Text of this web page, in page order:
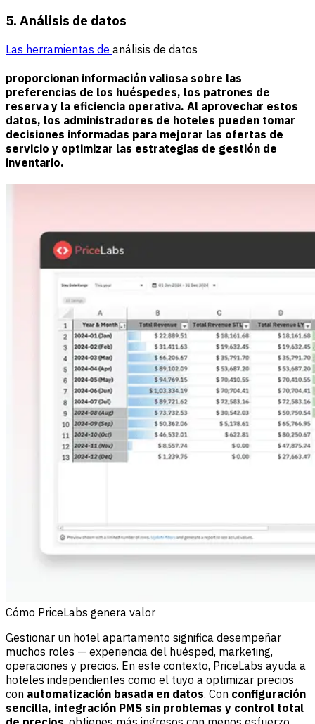
5. Análisis de datos
Las herramientas de análisis de datos
proporcionan información valiosa sobre las
preferencias de los huéspedes, los patrones de
reserva y la eficiencia operativa. Al aprovechar estos
datos, los administradores de hoteles pueden tomar
decisiones informadas para mejorar las ofertas de
servicio y optimizar las estrategias de gestión de
inventario.
Cómo PriceLabs genera valor
Gestionar un hotel apartamento significa desempeñar
muchos roles — experiencia del huésped, marketing,
operaciones y precios. En este contexto, PriceLabs ayuda a
hoteles independientes como el tuyo a optimizar precios
con automatización basada en datos. Con configuración
sencilla, integración PMS sin problemas y control total